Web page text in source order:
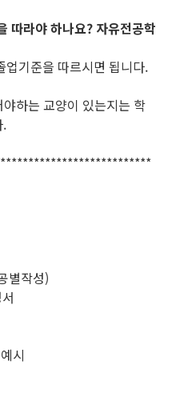
따라야 하나요? 자유전공학
기준을 따르시면 됩니다.
하는 교양이 있는지는 학
.
별작성)
시